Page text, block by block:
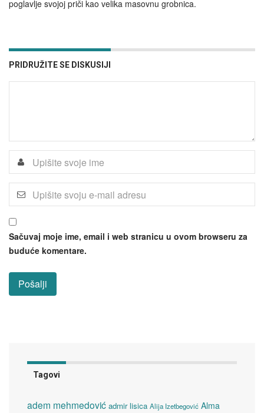
poglavlje svojoj priči kao velika masovnu grobnica.
PRIDRUŽITE SE DISKUSIJI
Sačuvaj moje ime, email i web stranicu u ovom browseru za
buduće komentare.
Tagovi
adem mehmedović admir lisica Alija Izetbegović Alma